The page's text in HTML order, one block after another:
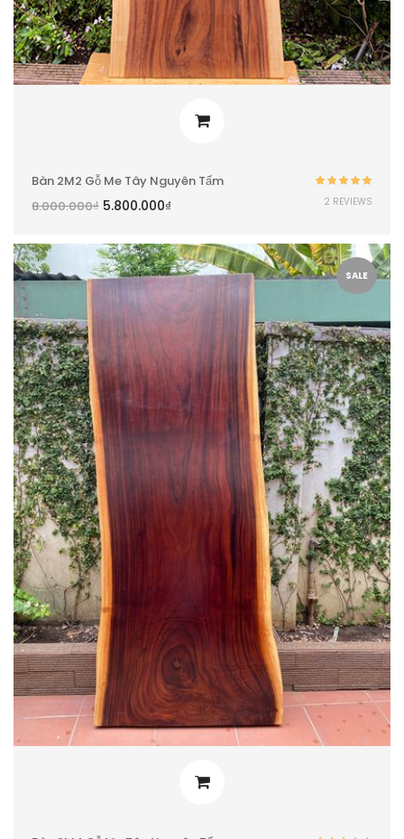
Bàn 2M2 Gỗ Me Tây Nguyên Tấm
8.000.000₫ 5.800.000₫
Được xếp
hạng5.00 5
2 REVIEWS
SALE